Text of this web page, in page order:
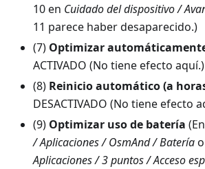
10 en Cuidado del dispositivo /
11 parece haber desaparecido.)
(7) Optimizar
ACTIVADO (No tiene efecto aquí.)
(8) Reinicio automático (a
DESACTIVADO (No tiene efecto
(9) Optimizar uso de batería
/ Aplicaciones / OsmAnd / Batería
Aplicaciones / 3 puntos / Acceso